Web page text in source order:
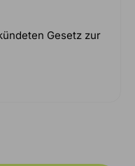
Gesetz zur